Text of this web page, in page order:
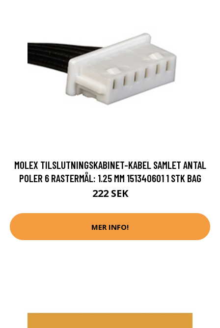
MOLEX TILSLUTNINGSKABINET-KABEL SAMLET ANTAL
POLER 6 RASTERMÅL: 1.25 MM 151340601 1 STK BAG
222 SEK
MER INFO!